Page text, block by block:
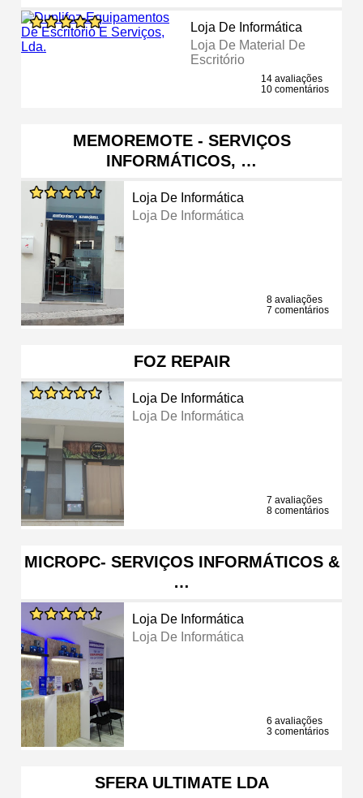
Loja De Informática
Loja De Material De
Escritório
14 avaliações
10 comentários
MEMOREMOTE - SERVIÇOS
INFORMÁTICOS, …
Loja De Informática
Loja De Informática
8 avaliações
7 comentários
FOZ REPAIR
Loja De Informática
Loja De Informática
7 avaliações
8 comentários
MICROPC- SERVIÇOS INFORMÁTICOS &
…
Loja De Informática
Loja De Informática
6 avaliações
3 comentários
SFERA ULTIMATE LDA